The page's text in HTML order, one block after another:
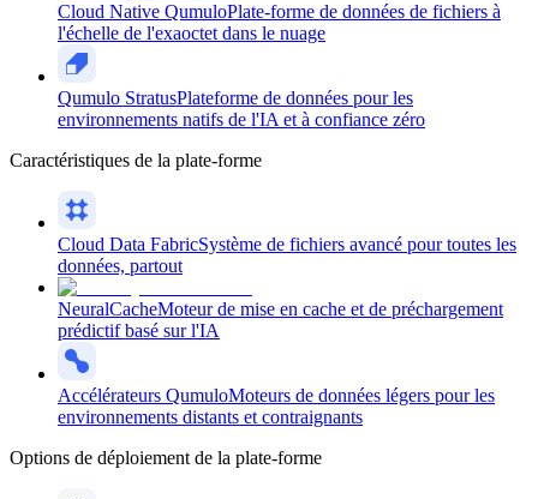
Cloud Native QumuloPlate-forme de données de fichiers à
l'échelle de l'exaoctet dans le nuage
Qumulo StratusPlateforme de données pour les
environnements natifs de l'IA et à confiance zéro
Caractéristiques de la plate-forme
Cloud Data FabricSystème de fichiers avancé pour toutes les
données, partout
NeuralCacheMoteur de mise en cache et de préchargement
prédictif basé sur l'IA
Accélérateurs QumuloMoteurs de données légers pour les
environnements distants et contraignants
Options de déploiement de la plate-forme